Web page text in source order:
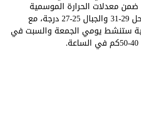
ضمن معدلات الحرارة الموسمية
لشهر آب 32-35. والساحل 29-31 والجبال 25-27 درجة، مع
ستنشط يومي الجمعة والسبت في